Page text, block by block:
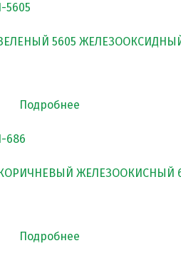
покрытие
порошковые
крошка
самостоятельной укладки
крошка EPDM
5605
5605
Подробнее
686
ЖЕЛЕЗООКИСНЫЙ
Подробнее